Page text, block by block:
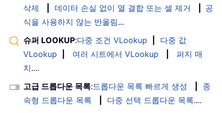
삭제
데이터 손실 없이 열 결합 또는 셀 제거
공
식을 사용하지 않는 반올림...
슈퍼 LOOKUP:다중 조건 VLookup
다중 값
VLookup
여러 시트에서 VLookup
퍼지 매
치....
고급 드롭다운 목록:드롭다운 목록 빠르게 생성
종
속형 드롭다운 목록
다중 선택 드롭다운 목록....